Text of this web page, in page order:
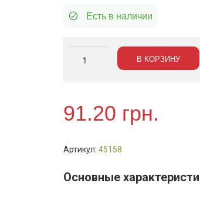
Есть в наличии
Количество
Регистратор
А4,
PP,
сборный
(арт.
В КОРЗИНУ
91.20 грн.
Артикул:45158
Основные